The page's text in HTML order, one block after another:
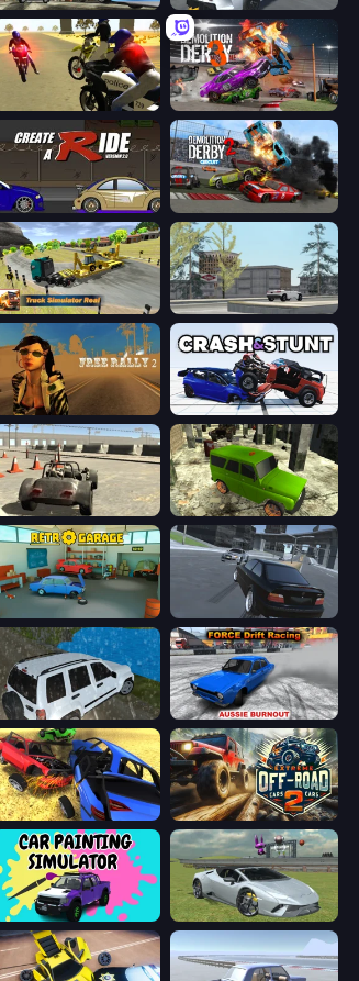
Real Drift World
3D Moto Simulator 2 Demolition Derby 3
Create-A-Ride Demolition Derby 2
Truck Simulator Real Free Rally: Lost Angeles
Free Rally 2 Crash & Stunt
Free Rally Russian UAZ 4x4 Driving Simulator
Transporter Hot Pursuit
Offroad Prado Mountain Hill Climbing Force Drift Racing: Aussie Burnout
Car Crash Simulator Royale Extreme Offroad Cars 2
Car Painting Simulator Sports Cars Driver